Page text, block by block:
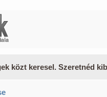
közt keresel. Szeretnéd